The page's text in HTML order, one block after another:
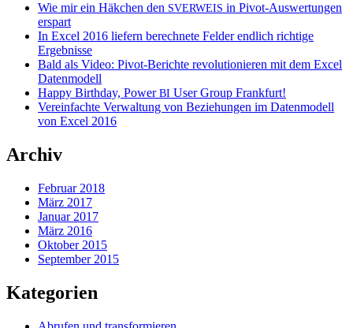
Wie mir ein Häkchen den SVERWEIS in Pivot-Auswertungen
erspart
In Excel 2016 liefern berechnete Felder endlich richtige
Ergebnisse
Bald als Video: Pivot-Berichte revolutionieren mit dem Excel
Datenmodell
Happy Birthday, PowerBI User Group Frankfurt!
Vereinfachte Verwaltung von Beziehungen im Datenmodell
von Excel 2016
Archiv
Februar 2018
März 2017
Januar 2017
März 2016
Oktober 2015
September 2015
Kategorien